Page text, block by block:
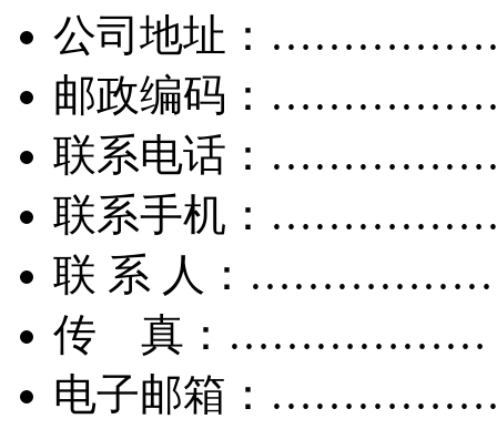
公司地址：
邮政编码：
联系电话：
联系手机：
联 系 人：
传 真：………………
电子邮箱：